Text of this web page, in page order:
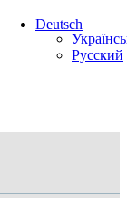
Deutsch
Русский